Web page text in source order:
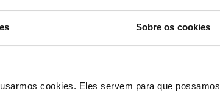
Sobre os cookies
cookies. Eles servem para que possamos